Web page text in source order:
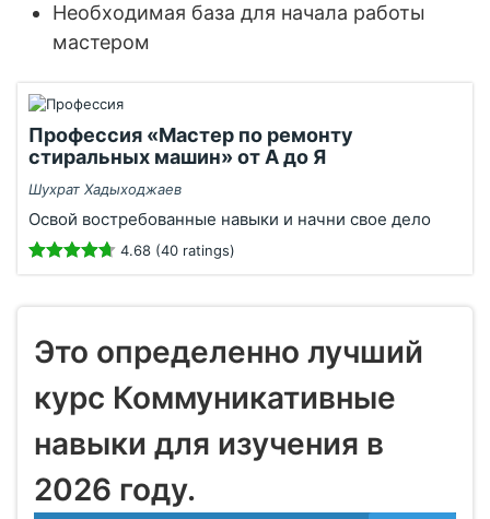
Необходимая база для начала работы
мастером
Профессия «Мастер по ремонту
стиральных машин» от А до Я
Шухрат Хадыходжаев
Освой востребованные навыки и начни свое дело
4.68 (40 ratings)
Это определенно лучший
курс Коммуникативные
навыки для изучения в
2026 году.